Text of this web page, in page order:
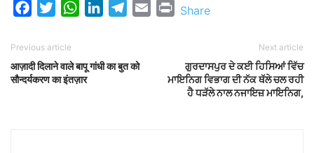
FacebookTwitterWhatsAppLinkedInTelegram
Email Print
Share
Previous article
आज़ादी दिलाने वाले बापू गांधी का बुत को
सौन्दर्यकरण का इंतज़ार
Next article
ਗੁਰਦਾਸਪੁਰ ਦੇ ਕਈ ਹਿਸਿਆਂ ਵਿੱਚ
ਮਾਇਨਿਗ ਵਿਭਾਗ ਦੀ ਨੱਕ ਥੱਲੇ ਚਲ ਰਹੀ
ਹੈ ਧੜੱਲੇ ਨਾਲ ਨਜਾਇਜ਼ ਮਾਇਨਿਗ,